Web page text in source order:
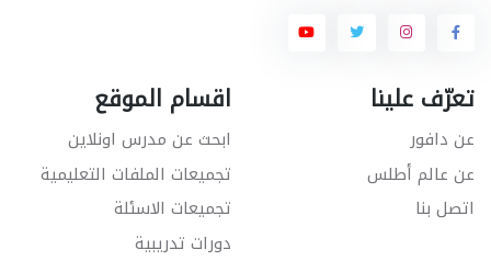
تعرّف علينا
عن دافور
عن عالم أطلس
اتصل بنا
اقسام الموقع
ابحث عن مدرس اونلاين
تجميعات الملفات التعليمية
تجميعات الاسئلة
دورات تدريبية